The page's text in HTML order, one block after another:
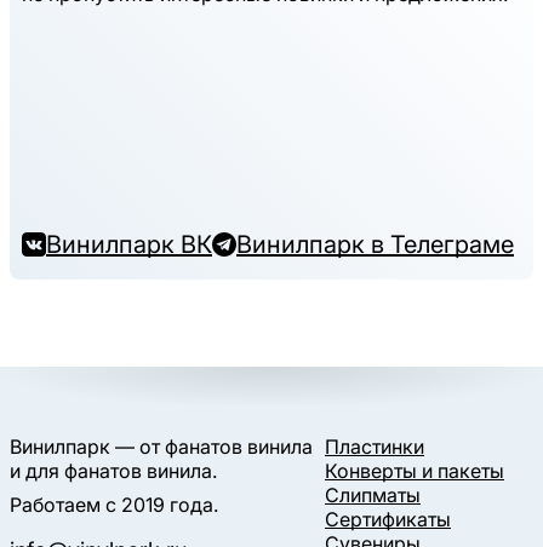
Винилпарк ВК Винилпарк в Телеграме
Винилпарк — от фанатов винила
и для фанатов винила.
Работаем с 2019 года.
Пластинки
Конверты и пакеты
Слипматы
Сертификаты